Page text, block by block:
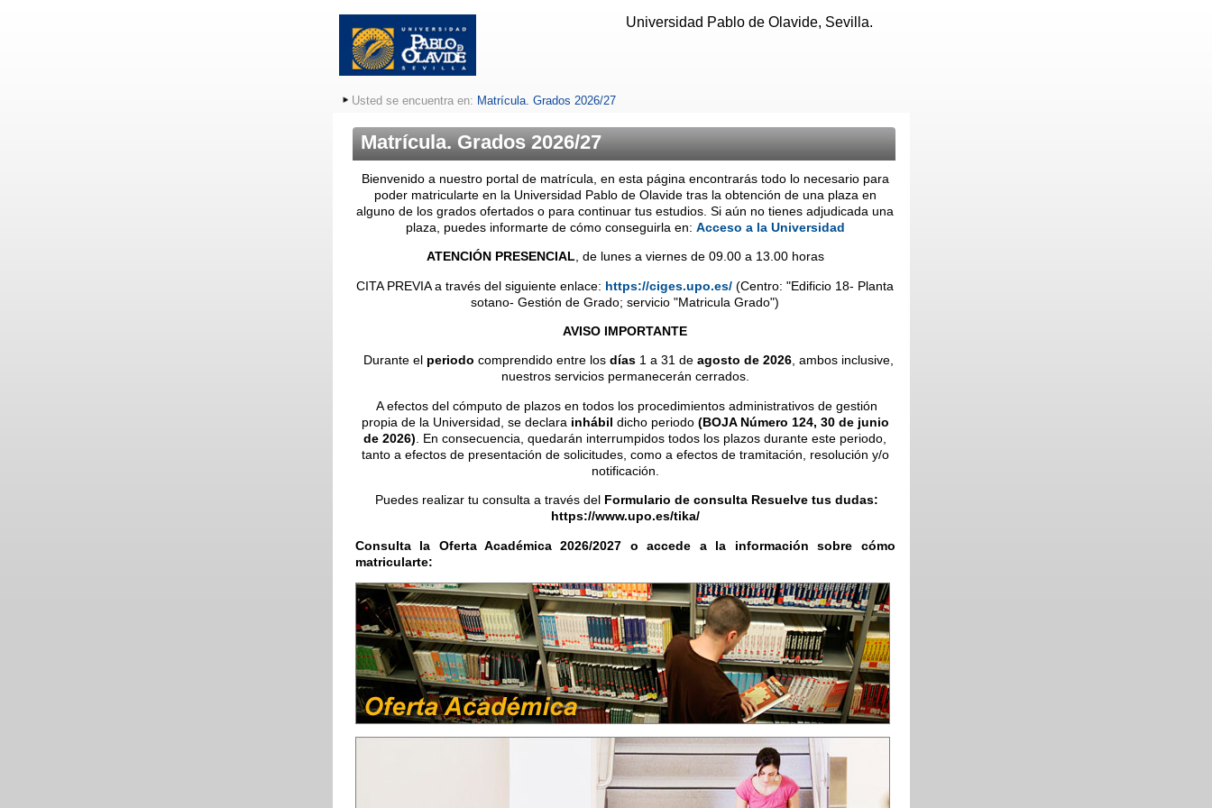
Universidad Pablo de Olavide, Sevilla.
Usted se encuentra en: Matrícula. Grados 2026/27
Matrícula. Grados 2026/27
Bienvenido a nuestro portal de matrícula, en esta página encontrarás todo lo necesario para
poder matricularte en la Universidad Pablo de Olavide tras la obtención de una plaza en
alguno de los grados ofertados o para continuar tus estudios. Si aún no tienes adjudicada una
plaza, puedes informarte de cómo conseguirla en: Acceso a la Universidad
ATENCIÓN PRESENCIAL, de lunes a viernes de 09.00 a 13.00 horas
CITA PREVIA a través del siguiente enlace: https://ciges.upo.es/ (Centro: "Edificio 18- Planta
sotano- Gestión de Grado; servicio "Matricula Grado")
AVISO IMPORTANTE
Durante el periodo comprendido entre losdías 1 a 31 deagosto de 2026, ambos inclusive,
nuestros servicios permanecerán cerrados.
A efectos del cómputo de plazos en todos los procedimientos administrativos de gestión
propia de la Universidad, se declara inhábil dicho periodo (BOJA Número 124, 30 de junio
de 2026) . En consecuencia, quedarán interrumpidos todos los plazos durante este periodo,
tanto a efectos de presentación de solicitudes, como a efectos de tramitación, resolución y/o
notificación.
Puedes realizar tu consulta a través del Formulario de consulta Resuelve tus dudas:
https://www.upo.es/tika/
Consulta la Oferta Académica 2026/2027 o accede a la información sobre cómo
matricularte: